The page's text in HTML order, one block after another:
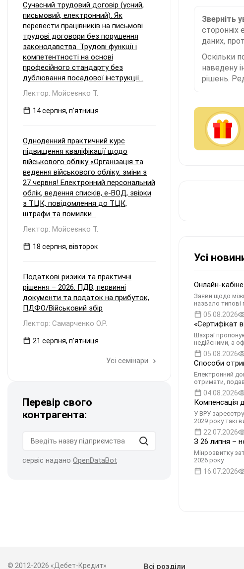
Зверніть
сторонніх
даних,
Оскільки
наведену
рішень.
Усі
Онлайн-
Заяви щодо
назвало типові
05.08.2026
«Сертифікат
Шахраї
недійсними, а
05.08.2026
Способи
Електронний
отримати,
04.08.2026
Компенсація
У ВРУ
2029 року такі
22.07.2026
З 26 липня –
Мінрозвитку
2026 року
16.07.2026
Сучасний трудовий договір (усний,
письмовий, електронний). Як
перевести працівників на письмові
трудові договори без порушення
законодавства. Трудові функції і
компетентності на основі
професійного стандарту без
дублювання посадової інструкції...
Лектор: Мойсеєнко Т.
14 серпня, пʼятниця
Одноденний практичний курс
підвищення кваліфікації щодо
військового обліку «Організація та
ведення військового обліку: зміни з
27 червня! Електронний персональний
облік, ведення списків, е-ВОД, звірки
з ТЦК, повідомлення до ТЦК,
штрафи та помилки...
Лектор: Мойсеєнко Т.
18 серпня, вівторок
Податкові ризики та практичні
рішення – 2026: ПДВ, первинні
документи та податок на прибуток,
ПДФО/Військовий збір
Лектор: Самарченко О.Р.
21 серпня, пʼятниця
Усі семінари
Перевір свого
контрагента:
сервіс надано OpenDataBot
© 2012-2026 «Дебет-Кредит» Всі розділи